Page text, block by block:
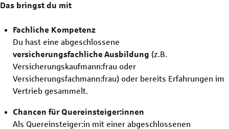
Das bringst du mit
Fachliche Kompetenz
Du hast eine abgeschlossene
versicherungsfachliche Ausbildung (z.B.
Versicherungskaufmann:frau oder
Versicherungsfachmann:frau) oder bereits Erfahrungen im
Vertrieb gesammelt.
Chancen für Quereinsteiger:innen
Als Quereinsteiger:in mit einer abgeschlossenen